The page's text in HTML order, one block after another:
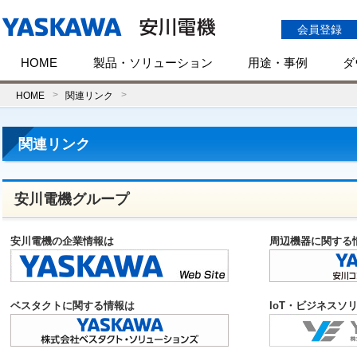
会員登録
HOME 製品・ソリューション 用途・事例
HOME 関連リンク
関連リンク
安川電機グループ
安川電機の企業情報は 周辺機器に関する
ベスタクトに関する情報は IoT・ビジネスソ